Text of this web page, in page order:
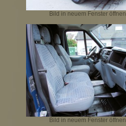
Bild in neuem Fenster öffnen
Bild in neuem Fenster öffnen